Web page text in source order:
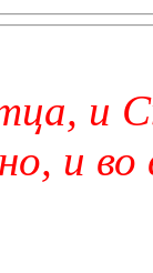
и
и во